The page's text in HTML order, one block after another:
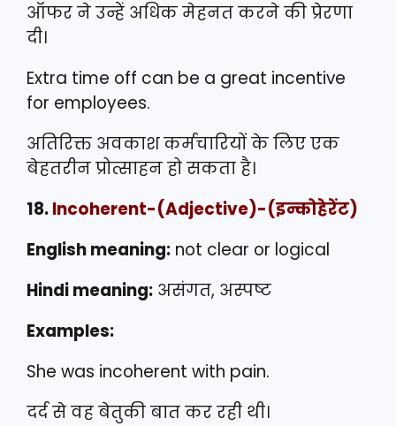
ऑफर ने उन्हें अधिक मेहनत करने की प्रेरणा
दी।
Extra time off can be a great incentive
for employees.
अतिरिक्त अवकाश कर्मचारियों के लिए एक
बेहतरीन प्रोत्साहन हो सकता है।
18.Incoherent-(Adjective)-(इन्कोहेरेंट)
English meaning: not clear or logical
Hindi meaning: असंगत, अस्पष्ट
Examples:
She was incoherent with pain.
दर्द से वह बेतुकी बात कर रही थी।